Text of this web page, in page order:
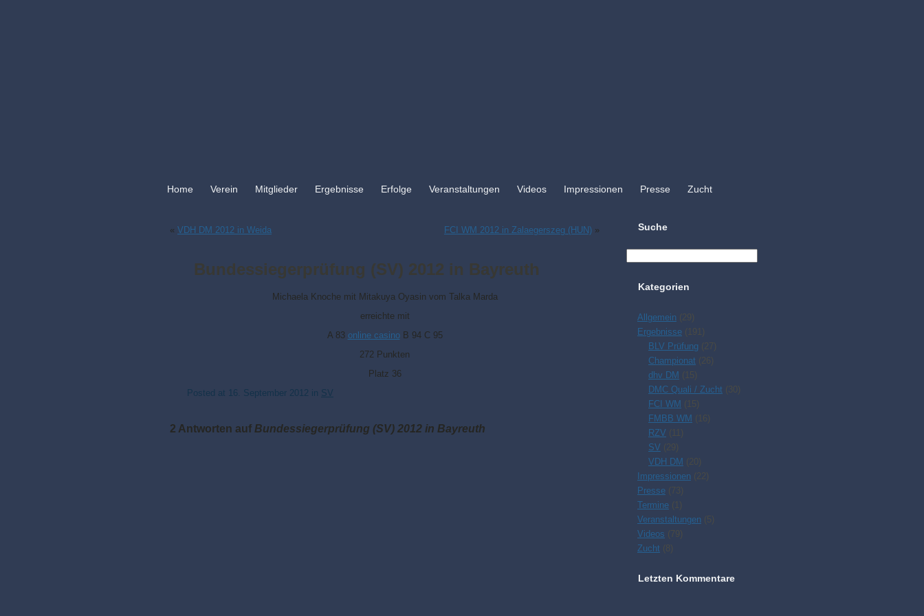
Home Verein Mitglieder Ergebnisse Erfolge Veranstaltungen Videos Impressionen Presse Zucht
« VDH DM 2012 in Weida FCI WM 2012 in Zalaegerszeg (HUN) »
Bundessiegerprüfung (SV) 2012 in Bayreuth
Michaela Knoche mit Mitakuya Oyasin vom Talka Marda
erreichte mit
A 83 online casinoB 94 C 95
272 Punkten
Platz 36
Posted at 16. September 2012 in SV
2 Antworten auf Bundessiegerprüfung (SV) 2012 in Bayreuth
Suche
Kategorien
Allgemein (29)
Ergebnisse (191)
BLV Prüfung (27)
Championat (26)
dhv DM (15)
DMC Quali / Zucht (30)
FCI WM (15)
FMBB WM (16)
RZV (11)
SV (29)
VDH DM (20)
Impressionen (22)
Presse (73)
Termine (1)
Veranstaltungen (5)
Videos (79)
Zucht (8)
Letzten Kommentare